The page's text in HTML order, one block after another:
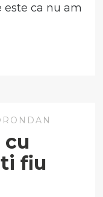
este ca nu am
cu
fiu